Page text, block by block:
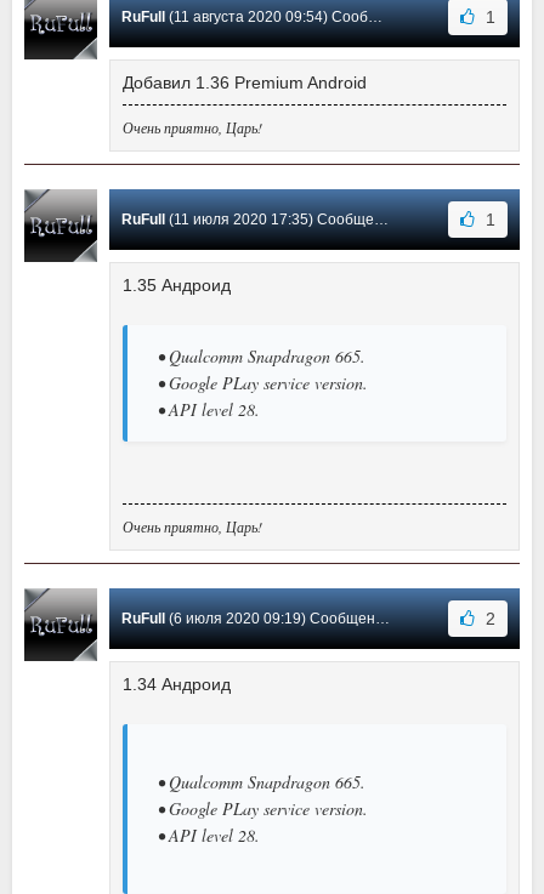
RuFull(11 августа 2020 09:54) Сообщение #321 1
Добавил 1.36 Premium Android
Очень приятно, Царь!
RuFull(11 июля 2020 17:35) Сообщение #320 1
1.35 Андроид
• Qualcomm Snapdragon 665.
• Google PLay service version.
• API level 28.
Очень приятно, Царь!
RuFull(6 июля 2020 09:19) Сообщение #319 2
1.34 Андроид
• Qualcomm Snapdragon 665.
• Google PLay service version.
• API level 28.